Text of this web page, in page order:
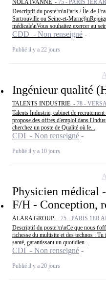
NOLA IVANNE - 75 - PARIS 1ER
Descriptif du poste:\n\nParis / Île-de-
Sartrouville ou Seine-et-
médicale\nVous souhaitez exercer au
CDD - Non renseigné
Publié il y a 22 jours
Ingénieur qualité
TALENTS INDUSTRIE - 78 -
Talents Industrie, cabinet de
propose des offres d'emploi dans
cherchez un poste de Qualité où le...
CDI - Non renseigné
Publié il y a 10 jours
Physicien médical
F/H - Conception,
ALARA GROUP - 75 - PARIS 1ER
Descriptif du poste:\n\nCe que nous
richesse du multisite et des technos :
santé, garantissant un quotidien...
CDI - Non renseigné
Publié il y a 20 jours